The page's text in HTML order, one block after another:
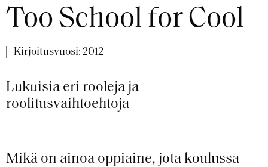
Too School for Cool
Kirjoitusvuosi: 2012
Lukuisia eri rooleja ja
roolitusvaihtoehtoja
Mikä on ainoa oppiaine, jota koulussa